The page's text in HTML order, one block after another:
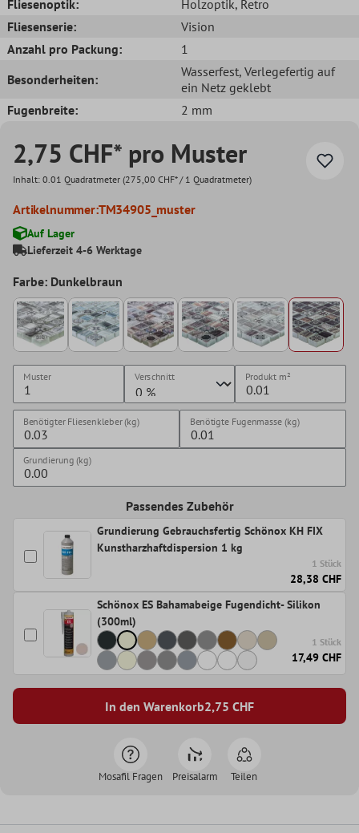
Fliesenoptik:
Holzoptik, Retro
Fliesenserie:
Vision
Anzahl pro Packung:
1
Besonderheiten:
Wasserfest, Verlegefertig auf
ein Netz geklebt
Fugenbreite:
2 mm
2,75 CHF* pro Muster
Inhalt: 0.01 Quadratmeter (275,00 CHF* / 1 Quadratmeter)
Artikelnummer:TM34905_muster
Auf Lager
Lieferzeit 4-6 Werktage
Farbe: Dunkelbraun
Muster Verschnitt Produkt m²
Benötigter Fliesenkleber (kg) Benötigte Fugenmasse (kg)
Grundierung (kg)
Passendes Zubehör
Grundierung Gebrauchsfertig Schönox KH FIX
Kunstharzhaftdispersion 1 kg
1 Stück
28,38 CHF
Schönox ES Bahamabeige Fugendicht- Silikon
(300ml)
1 Stück
17,49 CHF
In den Warenkorb2,75 CHF
Mosafil Fragen Preisalarm Teilen